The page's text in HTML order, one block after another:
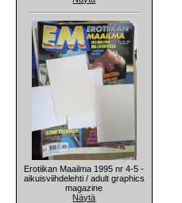
Erotiikan Maailma 1995 nr 4-5 -
aikuisviihdelehti / adult graphics
magazine
Näytä